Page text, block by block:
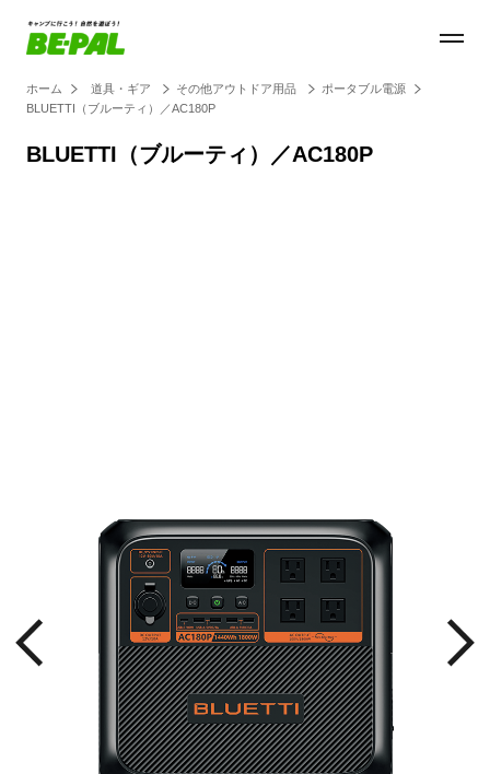
ホーム 道具・ギア その他アウトドア用品
ポータブル電源
BLUETTI（ブルーティ）／AC180P
BLUETTI（ブルーティ）／AC180P